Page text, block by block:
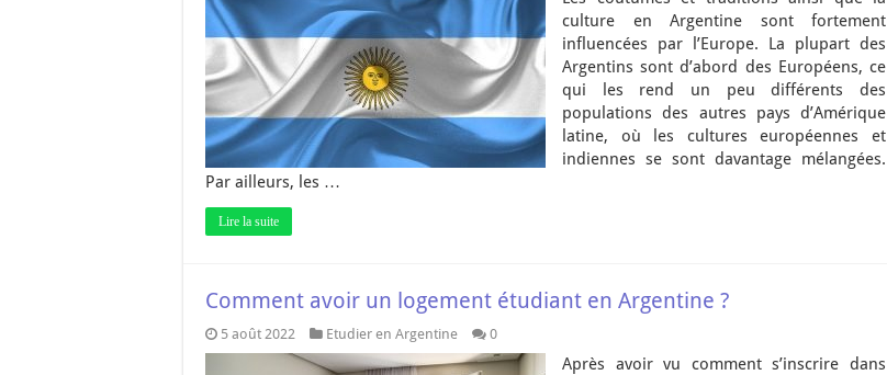
culture en Argentine sont fortement
influencées par l’Europe. La plupart des
Argentins sont d’abord des Européens, ce
qui les rend un peu différents des
populations des autres pays d’Amérique
latine, où les cultures européennes et
indiennes se sont davantage mélangées.
Par ailleurs, les …
Lire la suite
Comment avoir un logement étudiant en Argentine ?
5 août 2022 Etudier en Argentine 0
Après avoir vu comment s’inscrire dans